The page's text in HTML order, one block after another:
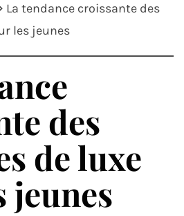
La tendance croissante des
les jeunes
des
de luxe
jeunes